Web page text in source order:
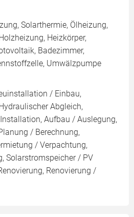
Solarthermie, Ölheizung,
Heizkörper,
Badezimmer,
Umwälzpumpe
/ Einbau,
Abgleich,
Aufbau / Auslegung,
/ Berechnung,
/ Verpachtung,
Solarstromspeicher / PV
Renovierung /